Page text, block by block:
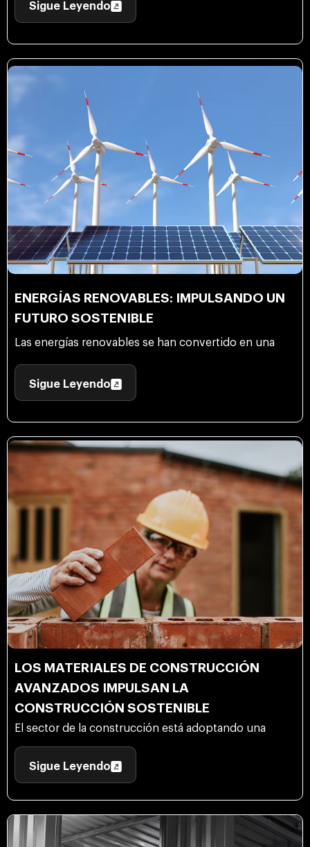
Sigue Leyendo
ENERGÍAS RENOVABLES: IMPULSANDO UN
FUTURO SOSTENIBLE
Las energías renovables se han convertido en una
Sigue Leyendo
LOS MATERIALES DE CONSTRUCCIÓN
AVANZADOS IMPULSAN LA
CONSTRUCCIÓN SOSTENIBLE
El sector de la construcción está adoptando una
Sigue Leyendo